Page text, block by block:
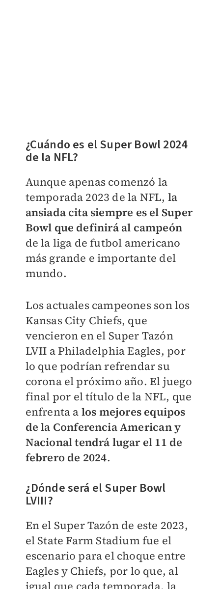
¿Cuándo es el Super Bowl 2024
de la NFL?
Aunque apenas comenzó la
temporada 2023 de la NFL, la
ansiada cita siempre es el Super
Bowl que definirá al campeón
de la liga de futbol americano
más grande e importante del
mundo.
Los actuales campeones son los
Kansas City Chiefs, que
vencieron en el Super Tazón
LVII a Philadelphia Eagles, por
lo que podrían refrendar su
corona el próximo año. El juego
final por el título de la NFL, que
enfrenta a los mejores equipos
de la Conferencia American y
Nacional tendrá lugar el 11 de
febrero de 2024.
¿Dónde será el Super Bowl
LVIII?
En el Super Tazón de este 2023,
el State Farm Stadium fue el
escenario para el choque entre
Eagles y Chiefs, por lo que, al
igual que cada temporada, la